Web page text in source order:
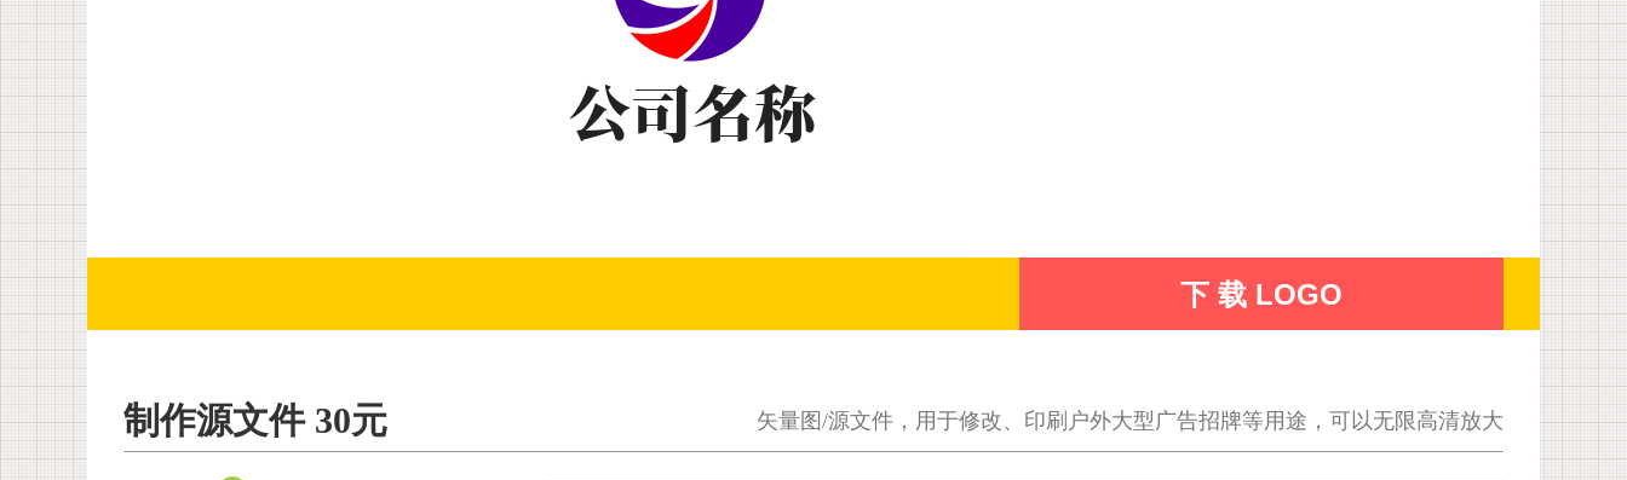
下 载 LOGO
制作源文件 30元 矢量图/源文件，用于修改、印刷户外大型广告招牌等用途，可以无限高清放大